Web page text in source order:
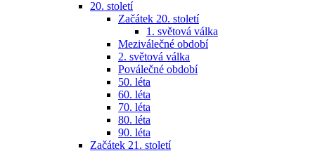
20. století
Začátek 20. století
1. světová válka
Meziválečné období
2. světová válka
Poválečné období
50. léta
60. léta
70. léta
80. léta
90. léta
Začátek 21. století